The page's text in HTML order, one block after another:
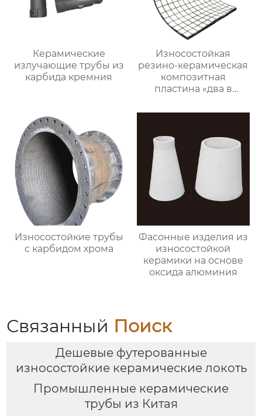
Керамические
излучающие трубы из
карбида кремния
Износостойкая
резино-керамическая
композитная
пластина «два в
Износостойкие трубы
с карбидом хрома
Фасонные изделия из
износостойкой
керамики на основе
оксида алюминия
Связанный Поиск
Дешевые футерованные
износостойкие керамические локоть
Промышленные керамические
трубы из Китая